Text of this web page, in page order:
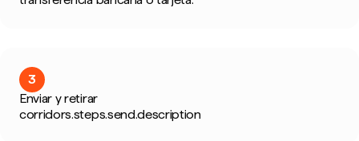
3
Enviar y retirar
corridors.steps.send.description